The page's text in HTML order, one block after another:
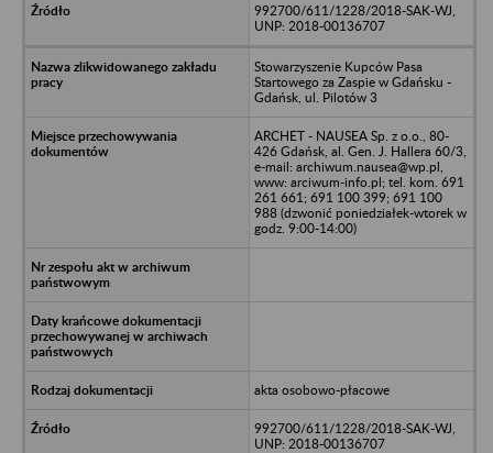
992700/611/1228/2018-SAK-WJ,
UNP: 2018-00136707
Stowarzyszenie Kupców Pasa
Startowego za Zaspie w Gdańsku -
Gdańsk, ul. Pilotów 3
ARCHET - NAUSEA Sp. z o.o., 80-
426 Gdańsk, al. Gen. J. Hallera 60/3,
e-mail: archiwum.nausea@wp.pl,
www: arciwum-info.pl; tel. kom. 691
261 661; 691 100 399; 691 100
988 (dzwonić poniedziałek-wtorek w
godz. 9:00-14:00)
akta osobowo-płacowe
992700/611/1228/2018-SAK-WJ,
UNP: 2018-00136707